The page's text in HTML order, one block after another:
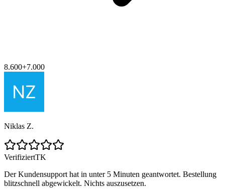
8.600+7.000
Niklas Z.
VerifiziertTK
Der Kundensupport hat in unter 5 Minuten geantwortet. Bestellung
blitzschnell abgewickelt. Nichts auszusetzen.